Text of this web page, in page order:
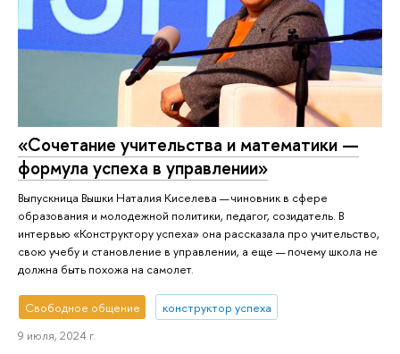
«Сочетание учительства и математики —
формула успеха в управлении»
Выпускница Вышки Наталия Киселева — чиновник в сфере
образования и молодежной политики, педагог, созидатель. В
интервью «Конструктору успеха» она рассказала про учительство,
свою учебу и становление в управлении, а еще — почему школа не
должна быть похожа на самолет.
Свободное общение
конструктор успеха
9 июля, 2024 г.